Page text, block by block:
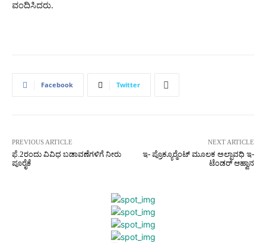
ವಂದಿಸಿದರು.
Facebook Twitter
PREVIOUS ARTICLE
ಫೆ.2ರಂದು ವಿವಿಧ ಬಡಾವಣೆಗಳಿಗೆ ನೀರು
ಪೂರೈಕೆ
NEXT ARTICLE
ಇ- ಪ್ರೊಕ್ಯೂರ್‍ಮೆಂಟ್ ಮೂಲಕ ಅಲ್ಪಾವಧಿ ಇ-
ಟೆಂಡರ್ ಆಹ್ವಾನ